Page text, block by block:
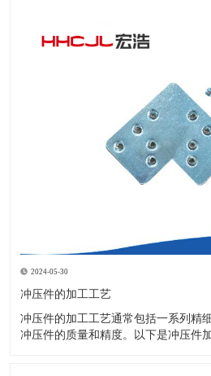
2024-05-30
冲压件的加工工艺
冲压件的加工工艺通常包括一系列精
冲压件的质量和精度。以下是冲压件加工的